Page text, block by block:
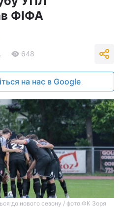
ФІФА
648
на нас в Google
до нового сезону / фото ФК Зоря